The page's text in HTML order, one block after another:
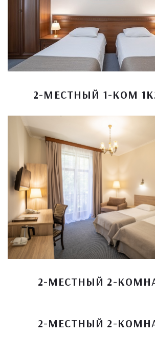
2-МЕСТНЫЙ 1-КОМ
2-МЕСТНЫЙ 2-
2-МЕСТНЫЙ 2-